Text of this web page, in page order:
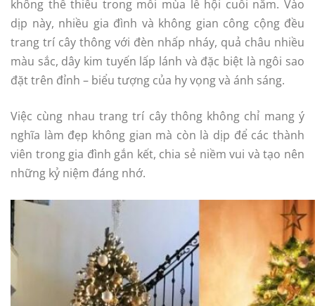
không thể thiếu trong mỗi mùa lễ hội cuối năm. Vào
dịp này, nhiều gia đình và không gian công cộng đều
trang trí cây thông với đèn nhấp nháy, quả châu nhiều
màu sắc, dây kim tuyến lấp lánh và đặc biệt là ngôi sao
đặt trên đỉnh – biểu tượng của hy vọng và ánh sáng.
Việc cùng nhau trang trí cây thông không chỉ mang ý
nghĩa làm đẹp không gian mà còn là dịp để các thành
viên trong gia đình gắn kết, chia sẻ niềm vui và tạo nên
những kỷ niệm đáng nhớ.